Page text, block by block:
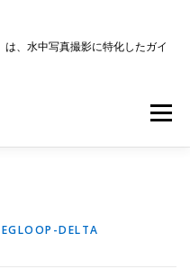
、水中写真撮影に特化したガイ
メニュー
DELTA